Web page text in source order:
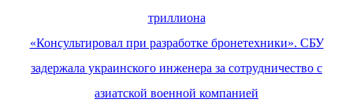
триллиона
«Консультировал при разработке бронетехники». СБУ
задержала украинского инженера за сотрудничество с
азиатской военной компанией